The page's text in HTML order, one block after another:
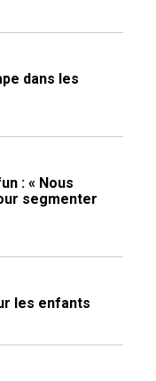
dans les
: « Nous
segmenter
les enfants